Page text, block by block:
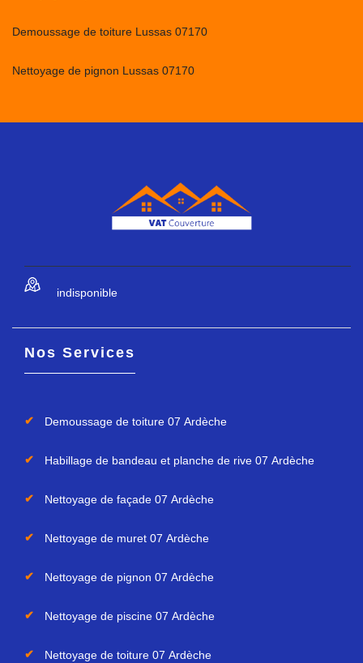
Demoussage de toiture Lussas 07170
Nettoyage de pignon Lussas 07170
indisponible
Nos Services
Demoussage de toiture 07 Ardèche
Habillage de bandeau et planche de rive 07 Ardèche
Nettoyage de façade 07 Ardèche
Nettoyage de muret 07 Ardèche
Nettoyage de pignon 07 Ardèche
Nettoyage de piscine 07 Ardèche
Nettoyage de toiture 07 Ardèche